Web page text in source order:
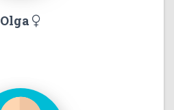
Olga